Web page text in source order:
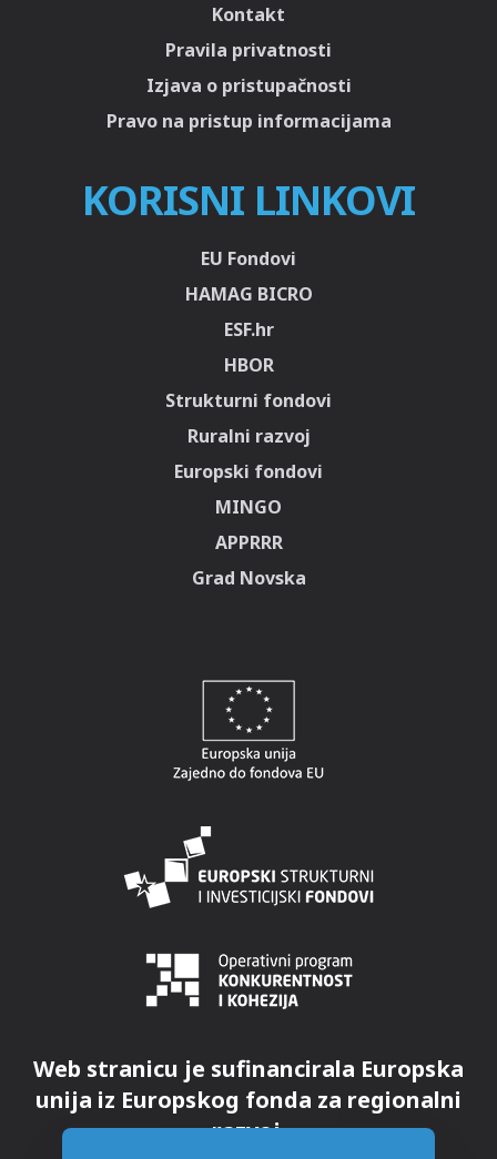
Kontakt
Pravila privatnosti
Izjava o pristupačnosti
Pravo na pristup informacijama
KORISNI LINKOVI
EU Fondovi
HAMAG BICRO
ESF.hr
HBOR
Strukturni fondovi
Ruralni razvoj
Europski fondovi
MINGO
APPRRR
Grad Novska
Web stranicu je sufinancirala Europska
unija iz Europskog fonda za regionalni
razvoj.